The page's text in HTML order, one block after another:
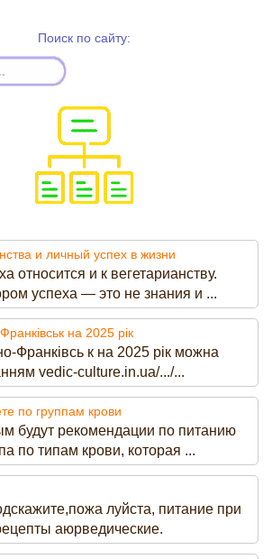
Поиск по сайту:
и личный успех в жизни
относится и к вегетарианству.
успеха — это не знания и ...
на 2025 рік
Франківсь к на 2025 рік можна
vedic-culture.in.ua/.../...
по группам крови
будут рекомендации по питанию
по типам крови, которая ...
луйста, питание при
аюрведические.